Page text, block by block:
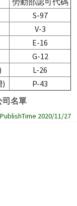
司名單
S-97
V-3
E-16
G-12
L-26
) P-43
PublishTime 2020/11/27